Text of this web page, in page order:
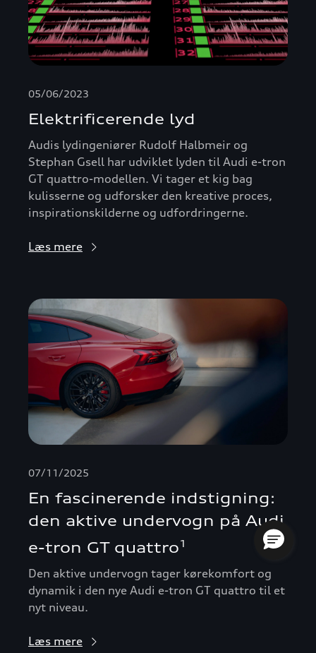
05/06/2023
Elektrificerende lyd
Audis lydingeniører Rudolf Halbmeir og
Stephan Gsell har udviklet lyden til Audi e-tron
GT quattro-modellen. Vi tager et kig bag
kulisserne og udforsker den kreative proces,
inspirationskilderne og udfordringerne.
Læs mere
07/11/2025
En fascinerende indstigning:
den aktive undervogn på Audi
e-tron GT quattro1
Den aktive undervogn tager kørekomfort og
dynamik i den nye Audi e-tron GT quattro til et
nyt niveau.
Læs mere